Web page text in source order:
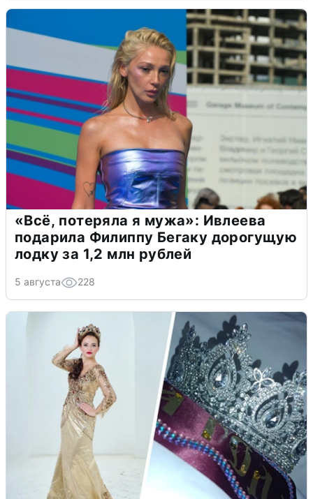
«Всё, потеряла я мужа»: Ивлеева
подарила Филиппу Бегаку дорогущую
лодку за 1,2 млн рублей
5 августа 228